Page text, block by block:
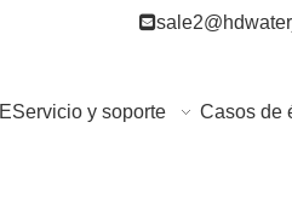

Servicio y soporte Casos de